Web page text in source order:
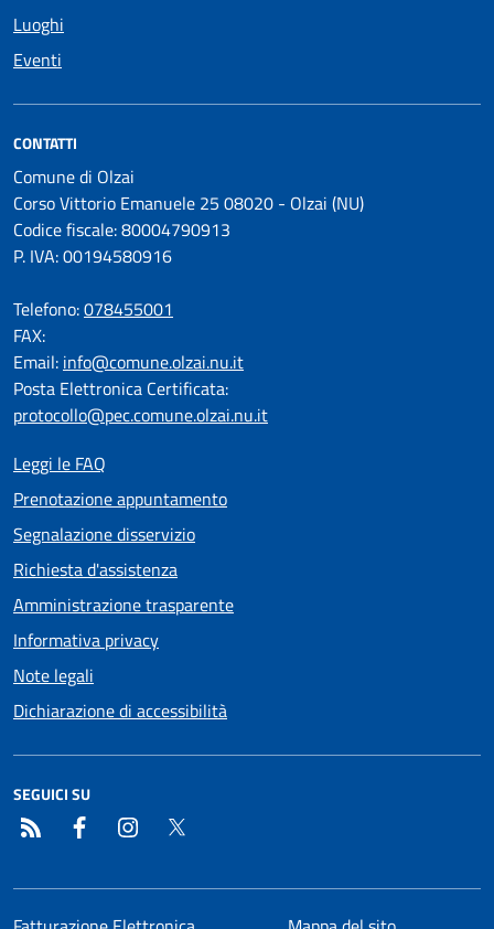
Luoghi
Eventi
CONTATTI
Comune di Olzai
Corso Vittorio Emanuele 25 08020 - Olzai (NU)
Codice fiscale: 80004790913
P. IVA: 00194580916
Telefono:078455001
FAX:
Email: info@comune.olzai.nu.it
Posta Elettronica Certificata:
protocollo@pec.comune.olzai.nu.it
Leggi le FAQ
Prenotazione appuntamento
Segnalazione disservizio
Richiesta d'assistenza
Amministrazione trasparente
Informativa privacy
Note legali
Dichiarazione di accessibilità
SEGUICI SU
RSS Facebook Instagram